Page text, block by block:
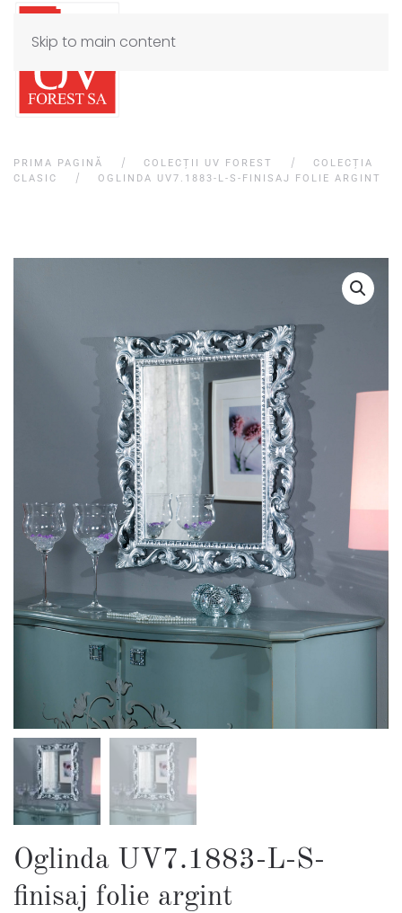
Skip to main content
PRIMA PAGINĂ COLECȚII UV FOREST
COLECȚIA
CLASIC
OGLINDA UV7.1883-L-S-FINISAJ FOLIE ARGINT
Oglinda UV7.1883-L-S-
finisaj folie argint